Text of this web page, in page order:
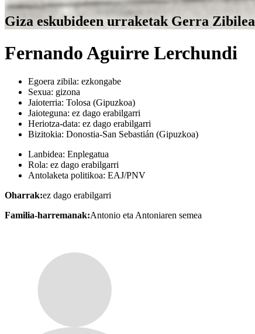
Giza eskubideen urraketak Gerra
Fernando Aguirre Lerchundi
Egoera zibila: ezkongabe
Sexua: gizona
Jaioterria: Tolosa (Gipuzkoa)
Jaioteguna: ez dago erabilgarri
Heriotza-data: ez dago erabilgarri
Bizitokia: Donostia-San Sebastián (Gipuzkoa)
Lanbidea: Enplegatua
Rola: ez dago erabilgarri
Antolaketa politikoa: EAJ/PNV
Oharrak:ez dago erabilgarri
Familia-harremanak:Antonio eta Antoniaren semea